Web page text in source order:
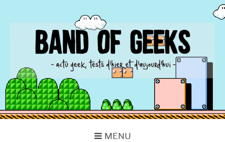
BAND OF GEEKS
Actu Geek d'hier et d'aujourd'hui
MENU